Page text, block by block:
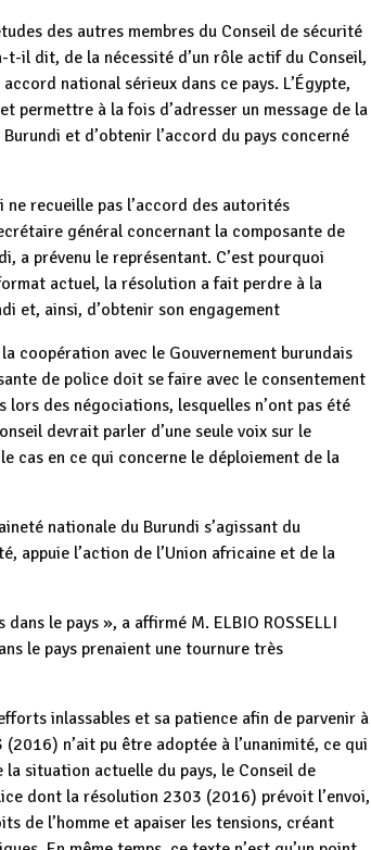
des autres membres du Conseil de sécurité
il dit, de la nécessité d’un rôle actif du Conseil,
national sérieux dans ce pays. L’Égypte,
permettre à la fois d’adresser un message de la
et d’obtenir l’accord du pays concerné
recueille pas l’accord des autorités
général concernant la composante de
a prévenu le représentant. C’est pourquoi
actuel, la résolution a fait perdre à la
et, ainsi, d’obtenir son engagement
coopération avec le Gouvernement burundais
de police doit se faire avec le consentement
des négociations, lesquelles n’ont pas été
devrait parler d’une seule voix sur le
cas en ce qui concerne le déploiement de la
nationale du Burundi s’agissant du
appuie l’action de l’Union africaine et de la
le pays », a affirmé M. ELBIO ROSSELLI
le pays prenaient une tournure très
inlassables et sa patience afin de parvenir à
n’ait pu être adoptée à l’unanimité, ce qui
situation actuelle du pays, le Conseil de
dont la résolution 2303 (2016) prévoit l’envoi,
de l’homme et apaiser les tensions, créant